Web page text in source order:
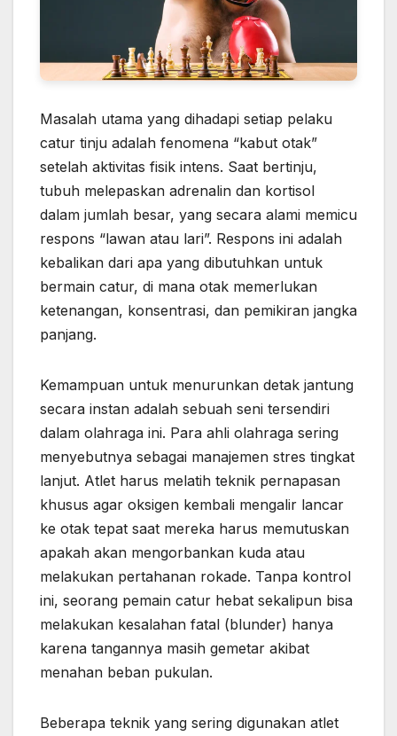
Masalah utama yang dihadapi setiap pelaku
catur tinju adalah fenomena “kabut otak”
setelah aktivitas fisik intens. Saat bertinju,
tubuh melepaskan adrenalin dan kortisol
dalam jumlah besar, yang secara alami memicu
respons “lawan atau lari”. Respons ini adalah
kebalikan dari apa yang dibutuhkan untuk
bermain catur, di mana otak memerlukan
ketenangan, konsentrasi, dan pemikiran jangka
panjang.
Kemampuan untuk menurunkan detak jantung
secara instan adalah sebuah seni tersendiri
dalam olahraga ini. Para ahli olahraga sering
menyebutnya sebagai manajemen stres tingkat
lanjut. Atlet harus melatih teknik pernapasan
khusus agar oksigen kembali mengalir lancar
ke otak tepat saat mereka harus memutuskan
apakah akan mengorbankan kuda atau
melakukan pertahanan rokade. Tanpa kontrol
ini, seorang pemain catur hebat sekalipun bisa
melakukan kesalahan fatal (blunder) hanya
karena tangannya masih gemetar akibat
menahan beban pukulan.
Beberapa teknik yang sering digunakan atlet